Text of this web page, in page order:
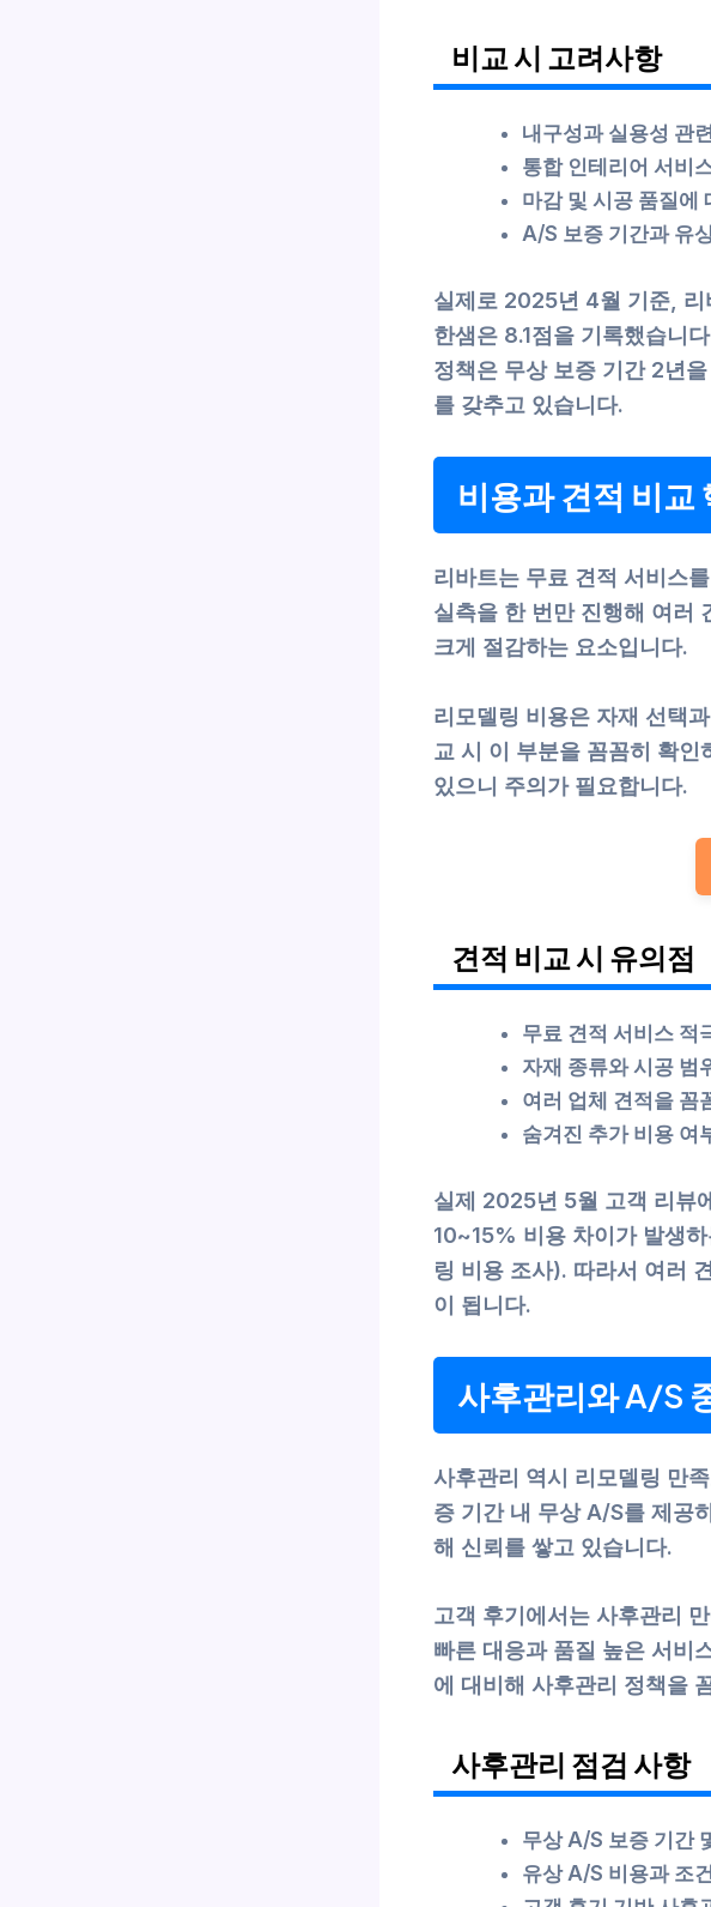
비교 시 고려사항
내구성과 실용성 관
통합 인테리어 서비
마감 및 시공 품질에
A/S 보증 기간과 유
실제로 2025년 4월 기준, 리
한샘은 8.1점을 기록했습니
정책은 무상 보증 기간 2년
를 갖추고 있습니다.
비용과 견적 비교
리바트는 무료 견적 서비스
실측을 한 번만 진행해 여러
크게 절감하는 요소입니다.
리모델링 비용은 자재 선택
교 시 이 부분을 꼼꼼히 확
있으니 주의가 필요합니다.
견적 비교 시 유의점
무료 견적 서비스 적
자재 종류와 시공 범
여러 업체 견적을 꼼
숨겨진 추가 비용 여
실제 2025년 5월 고객 리뷰
10~15% 비용 차이가 발생
링 비용 조사). 따라서 여러
이 됩니다.
사후관리와 A/S
사후관리 역시 리모델링 만
증 기간 내 무상 A/S를 제공
해 신뢰를 쌓고 있습니다.
고객 후기에서는 사후관리
빠른 대응과 품질 높은 서비
에 대비해 사후관리 정책을
사후관리 점검 사항
무상 A/S 보증 기간
유상 A/S 비용과 조